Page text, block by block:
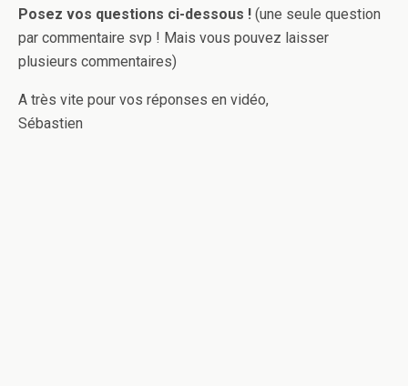
Posez vos questions ci-dessous ! (une seule question
par commentaire svp ! Mais vous pouvez laisser
plusieurs commentaires)
A très vite pour vos réponses en vidéo,
Sébastien